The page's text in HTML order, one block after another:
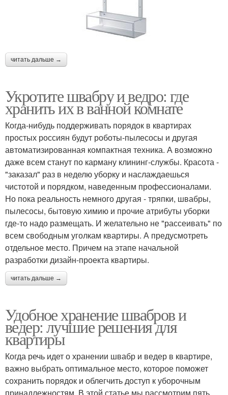
читать дальше →
Укротите швабру и ведро: где
хранить их в ванной комнате
Когда-нибудь поддерживать порядок в квартирах
простых россиян будут роботы-пылесосы и другая
автоматизированная компактная техника. А возможно
даже всем станут по карману клининг-службы. Красота -
"заказал" раз в неделю уборку и наслаждаешься
чистотой и порядком, наведенным профессионалами.
Но пока реальность немного другая - тряпки, швабры,
пылесосы, бытовую химию и прочие атрибуты уборки
где-то надо размещать. И желательно не "рассеивать" по
всем свободным уголкам квартиры. А предусмотреть
отдельное место. Причем на этапе начальной
разработки дизайн-проекта квартиры.
читать дальше →
Удобное хранение швабров и
ведер: лучшие решения для
квартиры
Когда речь идет о хранении швабр и ведер в квартире,
важно выбрать оптимальное место, которое поможет
сохранить порядок и облегчить доступ к уборочным